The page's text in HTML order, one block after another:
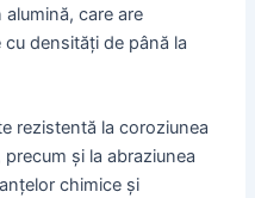
care are
densități de până la
rezistentă la coroziunea
și la abraziunea
chimice și